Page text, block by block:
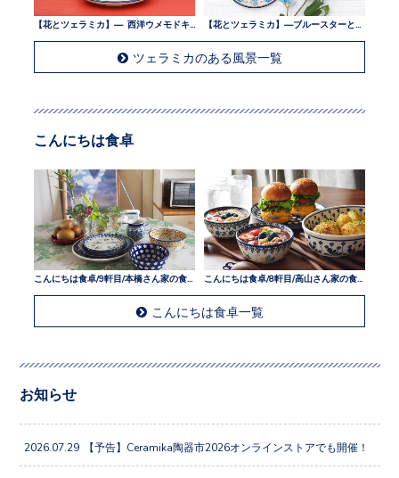
ツェラミカのある風景一覧
こんにちは食卓
こんにちは食卓/9軒目/本橋さん家の食卓
こんにちは食卓一覧
お知らせ
2026.07.29 【予告】Ceramika陶器市2026オンラインストアでも開催！